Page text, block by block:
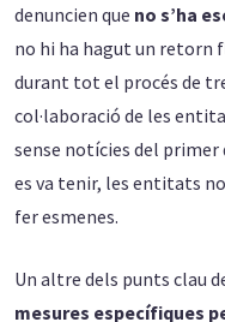
denuncien que no s’ha
no hi ha hagut un retorn
durant tot el procés de
col·laboració de les
sense notícies del
es va tenir, les entitats
fer esmenes.
Un altre dels punts clau
mesures específiques